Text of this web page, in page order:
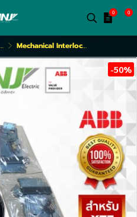
0 0
Mechanical Interlock (XT7-XT7M)
-50%